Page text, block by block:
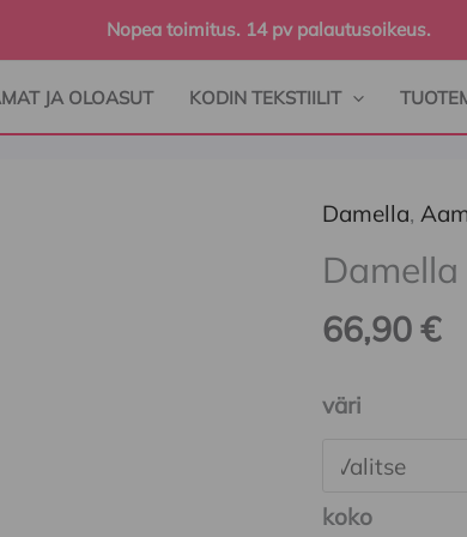
Nopea toimitus. 14 pv palautusoikeus.
JA OLOASUT KODIN TEKSTIILIT
Damella,
66,90€
väri
koko
Damella